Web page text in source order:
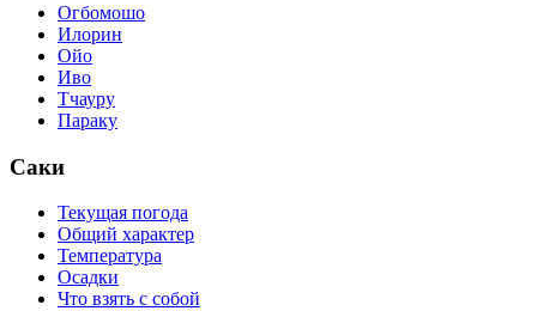
Огбомошо
Илорин
Ойо
Иво
Тчауру
Параку
Саки
Текущая погода
Общий характер
Температура
Осадки
Что взять с собой